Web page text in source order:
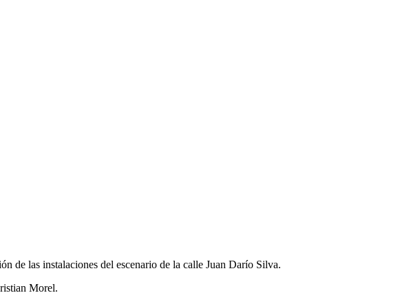
de las instalaciones del escenario de la calle Juan Darío Silva.
Morel.